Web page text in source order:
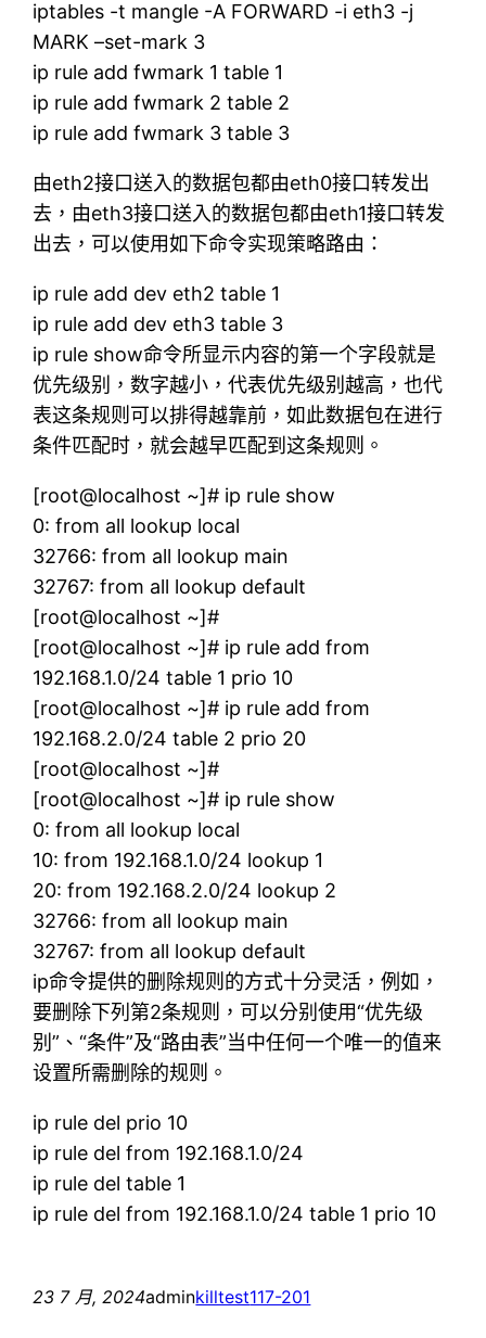
iptables -t mangle -A FORWARD -i eth3 -j
MARK –set-mark 3
ip rule add fwmark 1 table 1
ip rule add fwmark 2 table 2
ip rule add fwmark 3 table 3
由eth2接口送入的数据包都由eth0接口转发出
去，由eth3接口送入的数据包都由eth1接口转发
出去，可以使用如下命令实现策略路由：
ip rule add dev eth2 table 1
ip rule add dev eth3 table 3
ip rule show命令所显示内容的第一个字段就是
优先级别，数字越小，代表优先级别越高，也代
表这条规则可以排得越靠前，如此数据包在进行
条件匹配时，就会越早匹配到这条规则。
[root@localhost ~]# ip rule show
0: from all lookup local
32766: from all lookup main
32767: from all lookup default
[root@localhost ~]#
[root@localhost ~]# ip rule add from
192.168.1.0/24 table 1 prio 10
[root@localhost ~]# ip rule add from
192.168.2.0/24 table 2 prio 20
[root@localhost ~]#
[root@localhost ~]# ip rule show
0: from all lookup local
10: from 192.168.1.0/24 lookup 1
20: from 192.168.2.0/24 lookup 2
32766: from all lookup main
32767: from all lookup default
ip命令提供的删除规则的方式十分灵活，例如，
要删除下列第2条规则，可以分别使用“优先级
别”、“条件”及“路由表”当中任何一个唯一的值来
设置所需删除的规则。
ip rule del prio 10
ip rule del from 192.168.1.0/24
ip rule del table 1
ip rule del from 192.168.1.0/24 table 1 prio 10
23 7 月, 2024adminkilltest117-201